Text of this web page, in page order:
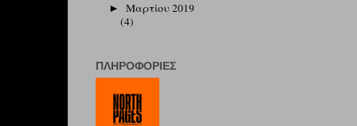
►Μαρτίου 2019
(4)
ΠΛΗΡΟΦΟΡΊΕΣ